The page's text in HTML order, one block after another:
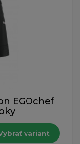
EGOchef
variant